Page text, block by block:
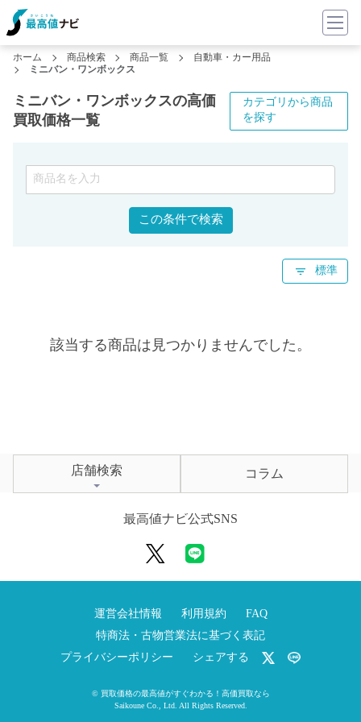
ホーム 商品検索 商品一覧
自動車・カー用品
ミニバン・ワンボックス
ミニバン・ワンボックスの高価
買取価格一覧
カテゴリから商品
を探す
この条件で検索
標準
該当する商品は見つかりませんでした。
店舗検索 コラム
最高値ナビ公式SNS
運営会社情報 利用規約
FAQ
特商法・古物営業法に基づく表記
プライバシーポリシー
シェアする
© 買取価格の最高値がすぐわかる！高価買取なら
Saikoune Co., Ltd. All Rights Reserved.